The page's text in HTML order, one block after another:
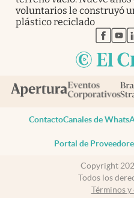
voluntarios le construyó
plástico reciclado
abre
ContactoCanales de
Portal de
Copyright
Todos los
Términos